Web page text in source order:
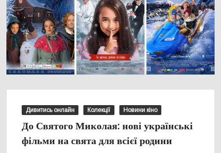
Дивитись онлайн Колекції Новини кіно
До Святого Миколая: нові українські
фільми на свята для всієї родини